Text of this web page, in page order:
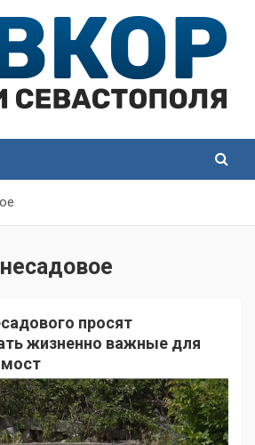
просят
жизненно важные для
мост